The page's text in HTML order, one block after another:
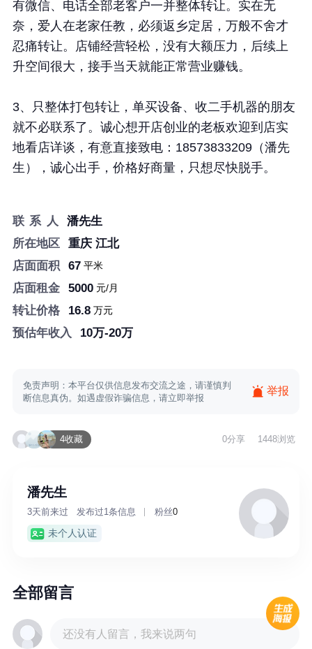
重庆写字楼下图文店诚意转让，欢迎来聊
店面面积 67
转让价格 16.8
预估年收入 10万-20万
┃—【官网】
才网┃—【官网】
长按识别二维码看详情
有微信、电话全部老客户一并整体转让。实在无
奈，爱人在老家任教，必须返乡定居，万般不舍才
忍痛转让。店铺经营轻松，没有大额压力，后续上
升空间很大，接手当天就能正常营业赚钱。
3、只整体打包转让，单买设备、收二手机器的朋友
就不必联系了。诚心想开店创业的老板欢迎到店实
地看店详谈，有意直接致电：18573833209（潘先
生），诚心出手，价格好商量，只想尽快脱手。
联 系 人
潘先生
所在地区
重庆 江北
店面面积
67平米
店面租金 5000元/月
转让价格 16.8万元
预估年收入 10万-20万
免责声明：本平台仅供信息发布交流之途，请谨慎判
断信息真伪。如遇虚假诈骗信息，请立即举报
举报
4收藏 0分享 1448浏览
潘先生
3天前来过 发布过1条信息 粉丝0
未个人认证
全部留言
还没有人留言，我来说两句